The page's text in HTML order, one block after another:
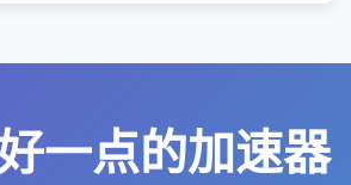
一点的加速器